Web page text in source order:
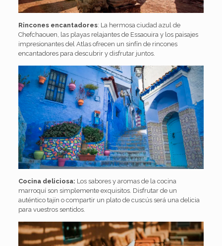
Rincones encantadores: La hermosa ciudad azul de
Chefchaouen, las playas relajantes de Essaouira y los paisajes
impresionantes del Atlas ofrecen un sinfín de rincones
encantadores para descubrir y disfrutar juntos.
Cocina deliciosa: Los sabores y aromas de la cocina
marroquí son simplemente exquisitos. Disfrutar de un
auténtico tajín o compartir un plato de cuscús será una delicia
para vuestros sentidos.